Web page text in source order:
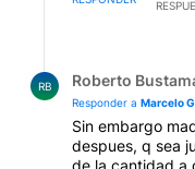
RB Roberto
Responder a Marcelo
Sin embargo
despues, q sea
de la cantidad a